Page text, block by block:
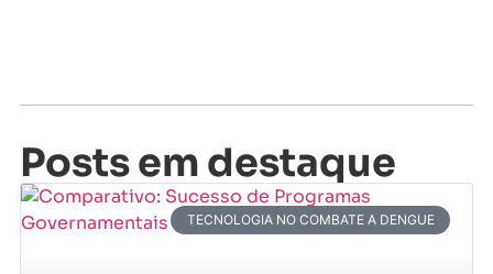
Posts em destaque
TECNOLOGIA NO COMBATE A DENGUE